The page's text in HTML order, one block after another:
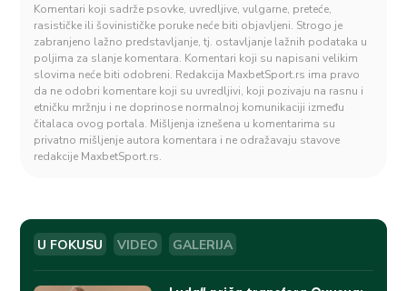
Komentari koji sadrže psovke, uvredljive, vulgarne, preteće,
rasističke ili šovinističke poruke neće biti objavljeni. Strogo je
zabranjeno lažno predstavljanje, tj. ostavljanje lažnih podataka u
poljima za slanje komentara. Komentari koji su napisani velikim
slovima neće biti odobreni. Redakcija MaxbetSport.rs ima pravo
da ne odobri komentare koji su uvredljivi, koji pozivaju na rasnu i
etničku mržnju i ne doprinose normalnoj komunikaciji između
čitalaca ovog portala. Mišljenja iznešena u komentarima su
privatno mišljenje autora komentara i ne odražavaju stavove
redakcije MaxbetSport.rs.
U FOKUSU VIDEO GALERIJA